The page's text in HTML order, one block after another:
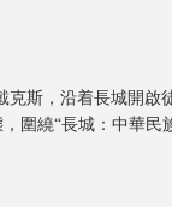
克斯，沿着長城開
圍繞“長城：中華